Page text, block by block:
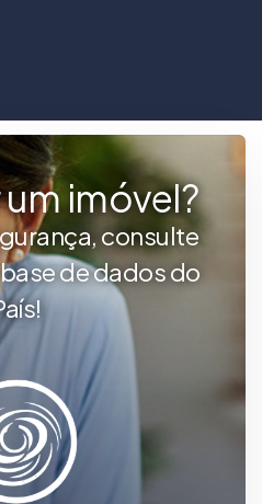
imóvel?
consulte
de dados do